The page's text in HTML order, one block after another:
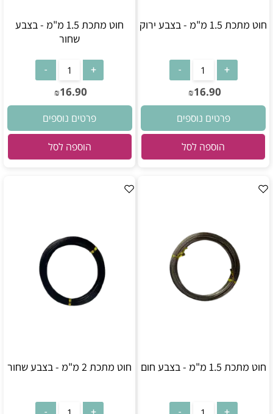
חוט מתכת 1.5 מ"מ - בצבע ירוק
₪16.90
פרטים נוספים
הוספה לסל
חוט מתכת 1.5 מ"מ - בצבע
שחור
₪16.90
פרטים נוספים
הוספה לסל
חוט מתכת 1.5 מ"מ - בצבע חום חוט מתכת 2 מ"מ - בצבע שחור